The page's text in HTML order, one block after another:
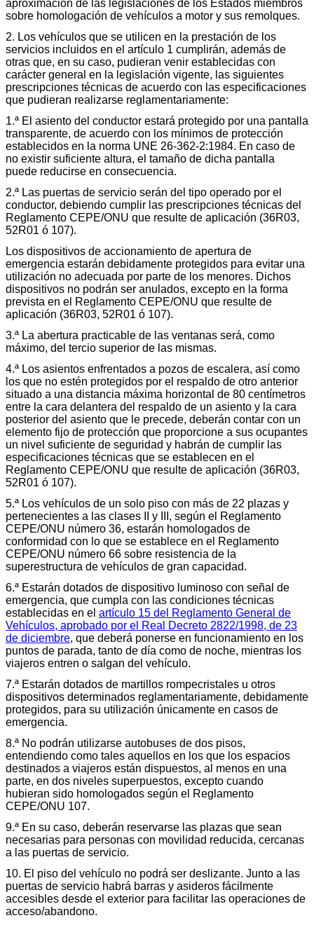
aproximación de las legislaciones de los Estados miembros
sobre homologación de vehículos a motor y sus remolques.
2. Los vehículos que se utilicen en la prestación de los
servicios incluidos en el artículo 1 cumplirán, además de
otras que, en su caso, pudieran venir establecidas con
carácter general en la legislación vigente, las siguientes
prescripciones técnicas de acuerdo con las especificaciones
que pudieran realizarse reglamentariamente:
1.ª El asiento del conductor estará protegido por una pantalla
transparente, de acuerdo con los mínimos de protección
establecidos en la norma UNE 26-362-2:1984. En caso de
no existir suficiente altura, el tamaño de dicha pantalla
puede reducirse en consecuencia.
2.ª Las puertas de servicio serán del tipo operado por el
conductor, debiendo cumplir las prescripciones técnicas del
Reglamento CEPE/ONU que resulte de aplicación (36R03,
52R01 ó 107).
Los dispositivos de accionamiento de apertura de
emergencia estarán debidamente protegidos para evitar una
utilización no adecuada por parte de los menores. Dichos
dispositivos no podrán ser anulados, excepto en la forma
prevista en el Reglamento CEPE/ONU que resulte de
aplicación (36R03, 52R01 ó 107).
3.ª La abertura practicable de las ventanas será, como
máximo, del tercio superior de las mismas.
4.ª Los asientos enfrentados a pozos de escalera, así como
los que no estén protegidos por el respaldo de otro anterior
situado a una distancia máxima horizontal de 80 centímetros
entre la cara delantera del respaldo de un asiento y la cara
posterior del asiento que le precede, deberán contar con un
elemento fijo de protección que proporcione a sus ocupantes
un nivel suficiente de seguridad y habrán de cumplir las
especificaciones técnicas que se establecen en el
Reglamento CEPE/ONU que resulte de aplicación (36R03,
52R01 ó 107).
5.ª Los vehículos de un solo piso con más de 22 plazas y
pertenecientes a las clases II y III, según el Reglamento
CEPE/ONU número 36, estarán homologados de
conformidad con lo que se establece en el Reglamento
CEPE/ONU número 66 sobre resistencia de la
superestructura de vehículos de gran capacidad.
6.ª Estarán dotados de dispositivo luminoso con señal de
emergencia, que cumpla con las condiciones técnicas
establecidas en el artículo 15 del Reglamento General de
Vehículos, aprobado por el Real Decreto 2822/1998, de 23
de diciembre, que deberá ponerse en funcionamiento en los
puntos de parada, tanto de día como de noche, mientras los
viajeros entren o salgan del vehículo.
7.ª Estarán dotados de martillos rompecristales u otros
dispositivos determinados reglamentariamente, debidamente
protegidos, para su utilización únicamente en casos de
emergencia.
8.ª No podrán utilizarse autobuses de dos pisos,
entendiendo como tales aquellos en los que los espacios
destinados a viajeros están dispuestos, al menos en una
parte, en dos niveles superpuestos, excepto cuando
hubieran sido homologados según el Reglamento
CEPE/ONU 107.
9.ª En su caso, deberán reservarse las plazas que sean
necesarias para personas con movilidad reducida, cercanas
a las puertas de servicio.
10. El piso del vehículo no podrá ser deslizante. Junto a las
puertas de servicio habrá barras y asideros fácilmente
accesibles desde el exterior para facilitar las operaciones de
acceso/abandono.